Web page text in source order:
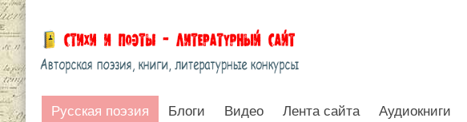
Русская поэзия
Русская поэзия Блоги Видео Лента сайта Аудиокниги